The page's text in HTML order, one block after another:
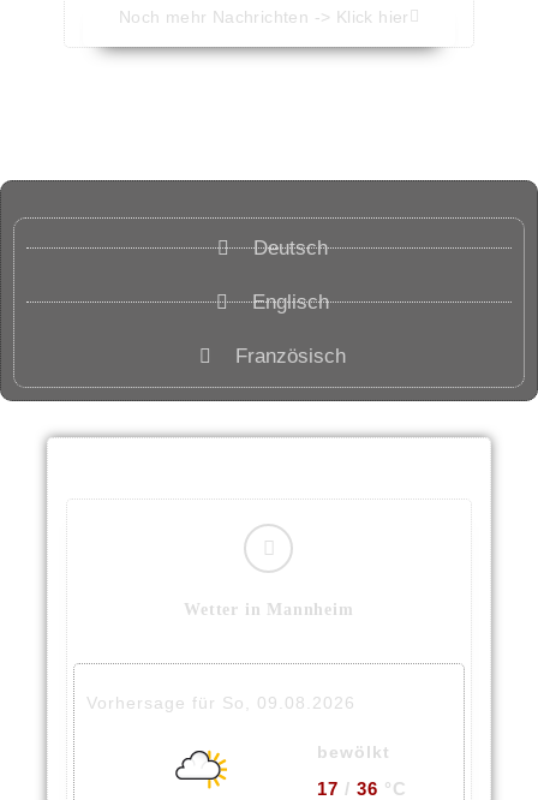
Noch mehr Nachrichten -> Klick hier
Deutsch
Englisch
Französisch
Wetter in Mannheim
Vorhersage für So, 09.08.2026
bewölkt
17 / 36 °C